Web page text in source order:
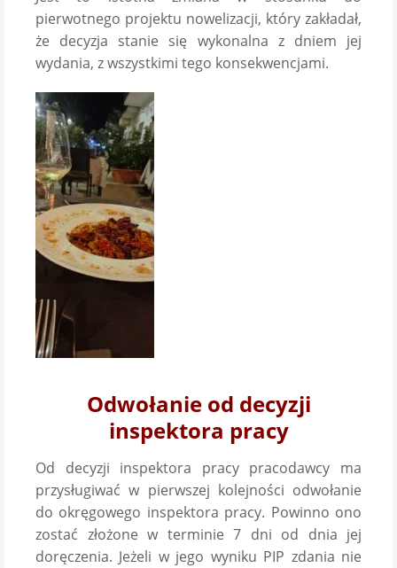
pierwotnego projektu nowelizacji, który zakładał,
że decyzja stanie się wykonalna z dniem jej
wydania, z wszystkimi tego konsekwencjami.
Odwołanie od decyzji
inspektora pracy
Od decyzji inspektora pracy pracodawcy ma
przysługiwać w pierwszej kolejności odwołanie
do okręgowego inspektora pracy. Powinno ono
zostać złożone w terminie 7 dni od dnia jej
doręczenia. Jeżeli w jego wyniku PIP zdania nie